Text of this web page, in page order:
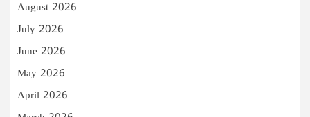
August 2026
July 2026
June 2026
May 2026
April 2026